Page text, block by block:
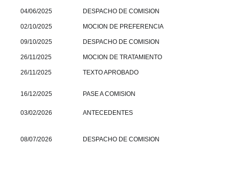
04/06/2025 DESPACHO DE COMISION
02/10/2025 MOCION DE PREFERENCIA
09/10/2025 DESPACHO DE COMISION
26/11/2025 MOCION DE TRATAMIENTO
26/11/2025 TEXTO APROBADO
16/12/2025 PASE A COMISION
03/02/2026 ANTECEDENTES
08/07/2026 DESPACHO DE COMISION